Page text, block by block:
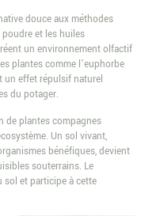
douce aux méthodes
poudre et les huiles
un environnement olfactif
plantes comme l’euphorbe
un effet répulsif naturel
du potager.
de plantes compagnes
Un sol vivant,
bénéfiques, devient
souterrains. Le
et participe à cette